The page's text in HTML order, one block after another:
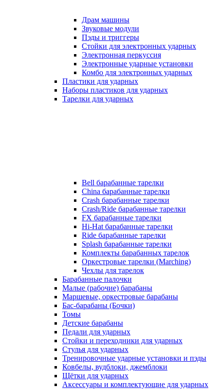
Драм машины
Звуковые модули
Пэды и триггеры
Стойки для электронных ударных
Электронная перкуссия
Электронные ударные установки
Комбо для электронных ударных
Пластики для ударных
Наборы пластиков для ударных
Тарелки для ударных
Bell барабанные тарелки
China барабанные тарелки
Crash барабанные тарелки
Crash/Ride барабанные тарелки
FX барабанные тарелки
Hi-Hat барабанные тарелки
Ride барабанные тарелки
Splash барабанные тарелки
Комплекты барабанных тарелок
Оркестровые тарелки (Marching)
Чехлы для тарелок
Барабанные палочки
Малые (рабочие) барабаны
Маршевые, оркестровые барабаны
Бас-барабаны (Бочки)
Томы
Детские барабаны
Педали для ударных
Стойки и переходники для ударных
Стулья для ударных
Тренировочные ударные установки и пэды
Ковбелы, вудблоки, джемблоки
Щётки для ударных
Аксесcуары и комплектующие для ударных